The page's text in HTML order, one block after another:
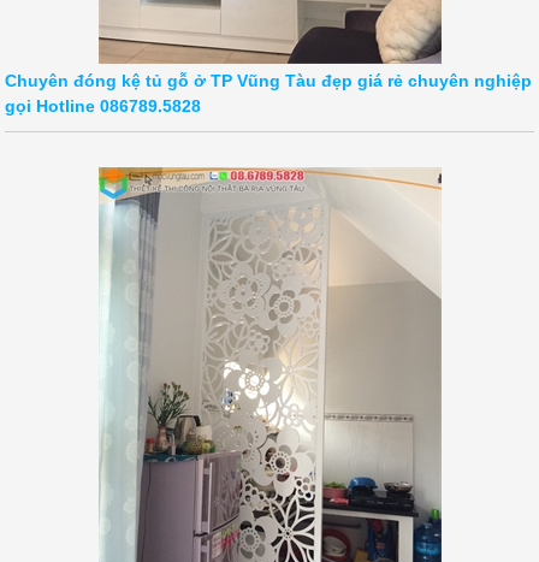
Chuyên đóng kệ tủ gỗ ở TP Vũng Tàu đẹp giá rẻ chuyên nghiệp
gọi Hotline 086789.5828